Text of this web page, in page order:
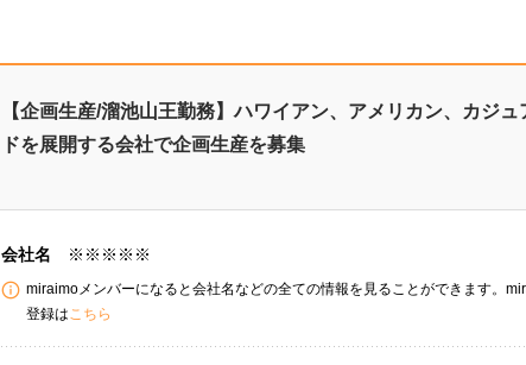
【企画生産/溜池山王勤務】ハワイアン、アメリカン、カジュ
ドを展開する会社で企画生産を募集
会社名 ※※※※※
miraimoメンバーになると会社名などの全ての情報を見ることができます。
登録はこちら